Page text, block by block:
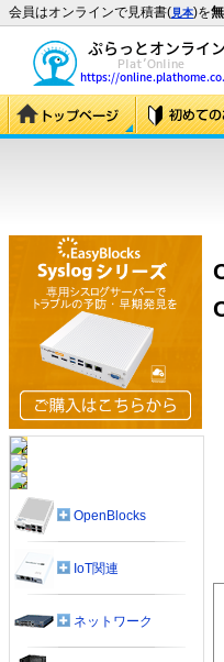
会員はオンラインで見積書(見本)を
OpenBlocks
IoT関連
ネットワーク